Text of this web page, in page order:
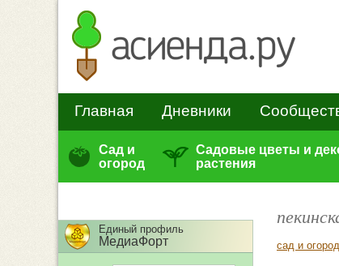
Главная Дневники
Сад и
огород
Садовые цветы и
растения
сад и огород
Единый профиль
МедиаФорт